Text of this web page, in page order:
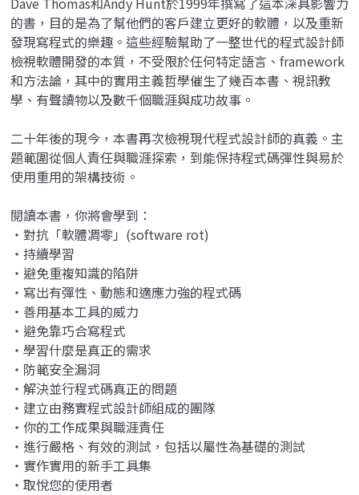
的書，目的是為了幫他們的客戶建立更好的軟體，以及重新
發現寫程式的樂趣。這些經驗幫助了一整世代的程式設計師
檢視軟體開發的本質，不受限於任何特定語言、framework
和方法論，其中的實用主義哲學催生了幾百本書、視訊教
學、有聲讀物以及數千個職涯與成功故事。
二十年後的現今，本書再次檢視現代程式設計師的真義。主
題範圍從個人責任與職涯探索，到能保持程式碼彈性與易於
使用重用的架構技術。
閱讀本書，你將會學到：
‧對抗「軟體凋零」(software rot)
‧持續學習
‧避免重複知識的陷阱
‧寫出有彈性、動態和適應力強的程式碼
‧善用基本工具的威力
‧避免靠巧合寫程式
‧學習什麼是真正的需求
‧防範安全漏洞
‧解決並行程式碼真正的問題
‧建立由務實程式設計師組成的團隊
‧你的工作成果與職涯責任
‧進行嚴格、有效的測試，包括以屬性為基礎的測試
‧實作實用的新手工具集
‧取悅您的使用者